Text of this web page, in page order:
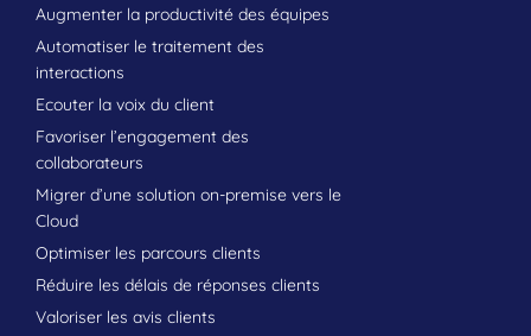
Augmenter la productivité des équipes
Automatiser le traitement des
interactions
Ecouter la voix du client
Favoriser l’engagement des
collaborateurs
Migrer d’une solution on-premise vers le
Cloud
Optimiser les parcours clients
Réduire les délais de réponses clients
Valoriser les avis clients